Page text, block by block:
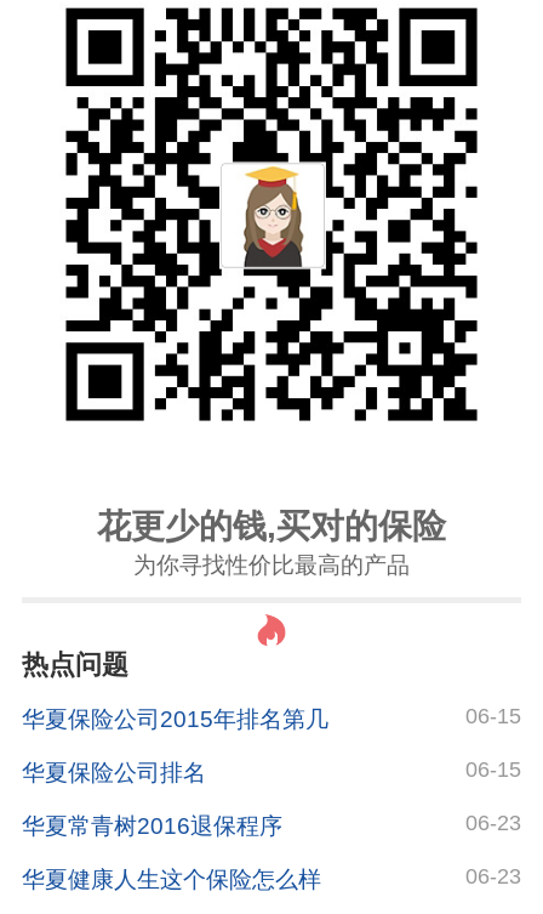
花更少的钱,买对的保险
为你寻找性价比最高的产品
热点问题
华夏保险公司2015年排名第几 06-15
华夏保险公司排名 06-15
华夏常青树2016退保程序 06-23
华夏健康人生这个保险怎么样 06-23